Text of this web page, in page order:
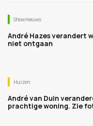
Shownieuws
André Hazes verandert
niet ontgaan
Huizen
André van Duin
prachtige woning. Zie